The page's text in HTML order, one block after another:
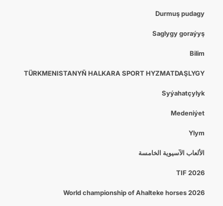
Durmuş pudagy
Saglygy goraýyş
Bilim
TÜRKMENISTANYŇ HALKARA SPORT HYZMATDAŞLYGY
Syýahatçylyk
Medeniýet
Ylym
الألعاب الآسيوية الخامسة
TIF 2026
World championship of Ahalteke horses 2026